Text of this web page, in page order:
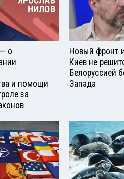
о
и помощи
за
Новый фронт
Киев не
Белоруссией
Запада